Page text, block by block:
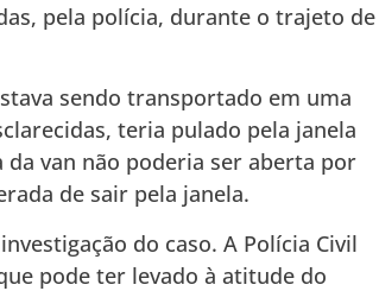
pela polícia, durante o trajeto de
sendo transportado em uma
teria pulado pela janela
van não poderia ser aberta por
de sair pela janela.
do caso. A Polícia Civil
pode ter levado à atitude do